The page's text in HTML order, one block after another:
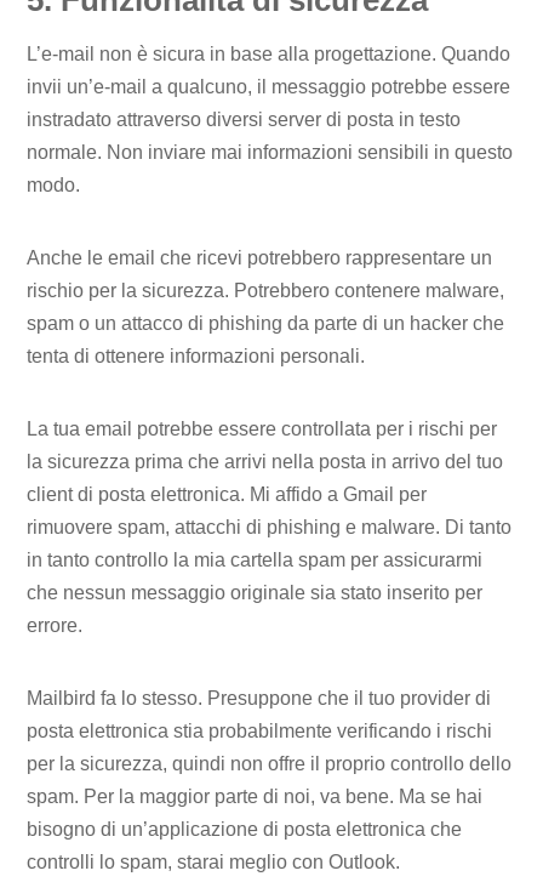
L’e-mail non è sicura in base alla progettazione. Quando
invii un’e-mail a qualcuno, il messaggio potrebbe essere
instradato attraverso diversi server di posta in testo
normale. Non inviare mai informazioni sensibili in questo
modo.
Anche le email che ricevi potrebbero rappresentare un
rischio per la sicurezza. Potrebbero contenere malware,
spam o un attacco di phishing da parte di un hacker che
tenta di ottenere informazioni personali.
La tua email potrebbe essere controllata per i rischi per
la sicurezza prima che arrivi nella posta in arrivo del tuo
client di posta elettronica. Mi affido a Gmail per
rimuovere spam, attacchi di phishing e malware. Di tanto
in tanto controllo la mia cartella spam per assicurarmi
che nessun messaggio originale sia stato inserito per
errore.
Mailbird fa lo stesso. Presuppone che il tuo provider di
posta elettronica stia probabilmente verificando i rischi
per la sicurezza, quindi non offre il proprio controllo dello
spam. Per la maggior parte di noi, va bene. Ma se hai
bisogno di un’applicazione di posta elettronica che
controlli lo spam, starai meglio con Outlook.